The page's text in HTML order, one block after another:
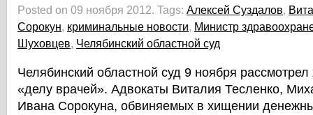
Posted on 09 ноября 2012. Tags: Алексей Суздалов,
Сорокун, криминальные новости, Министр
Шуховцев, Челябинский областной суд
Челябинский областной суд 9 ноября рассмотрел
«делу врачей». Адвокаты Виталия Тесленко,
Ивана Сорокуна, обвиняемых в хищении